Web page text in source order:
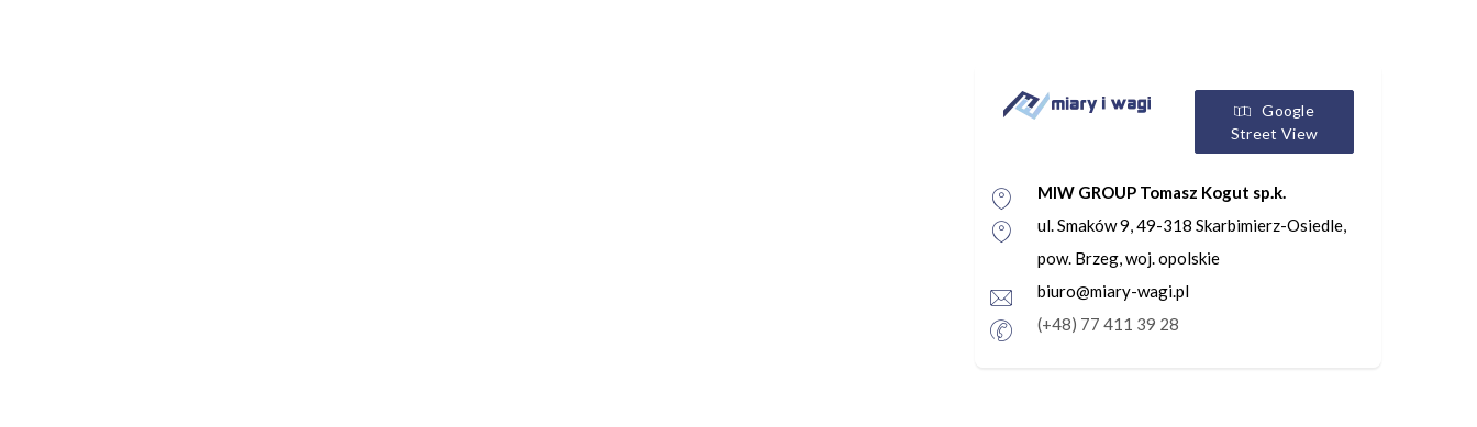
Google
Street View
MIW GROUP Tomasz Kogut sp.k.
ul. Smaków 9, 49-318 Skarbimierz-Osiedle,
pow. Brzeg, woj. opolskie
biuro@miary-wagi.pl
(+48) 77 411 39 28